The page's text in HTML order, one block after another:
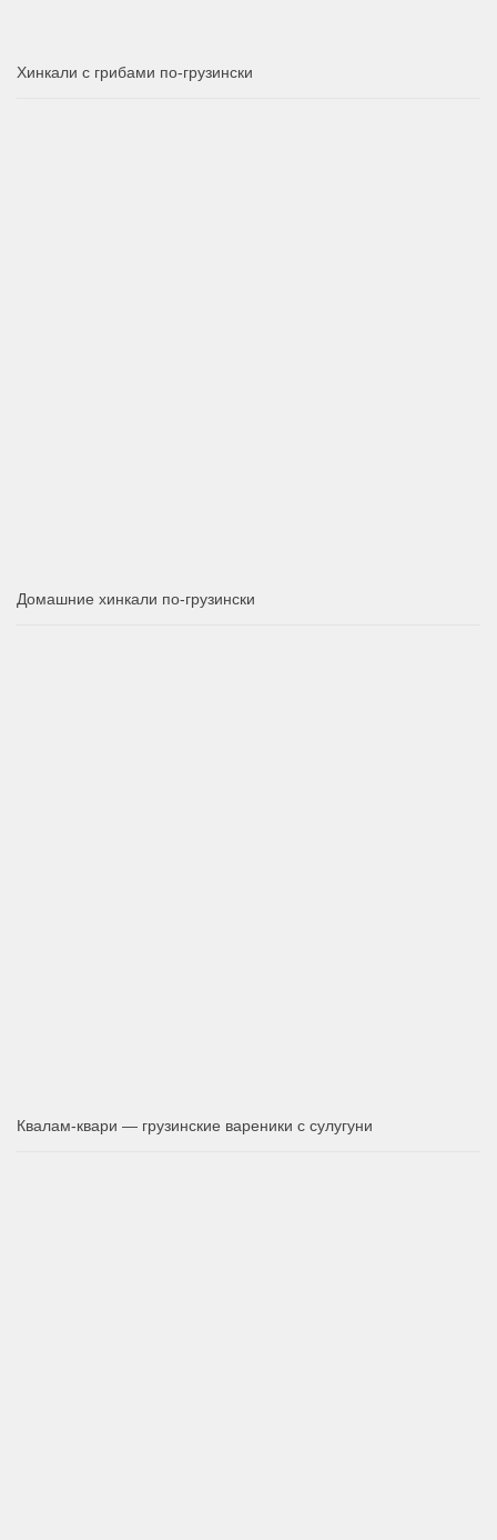
Хинкали с грибами по-грузински
Домашние хинкали по-грузински
Квалам-квари — грузинские вареники с сулугуни